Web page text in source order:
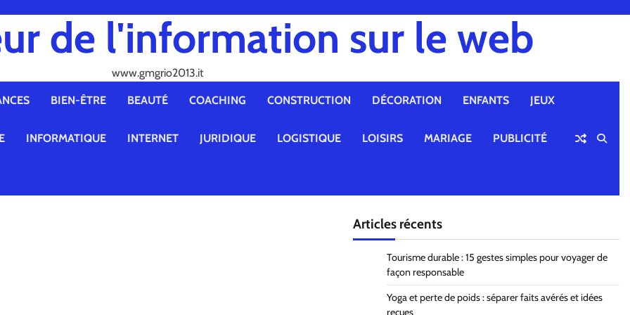
de l'information sur le web
www.gmgrio2013.it
BIEN-ÊTRE BEAUTÉ COACHING CONSTRUCTION DÉCORATION ENFANTS JEUX
INFORMATIQUE INTERNET JURIDIQUE LOGISTIQUE LOISIRS MARIAGE PUBLICITÉ
Articles récents
Tourisme durable : 15 gestes simples pour voyager de
façon responsable
Yoga et perte de poids : séparer faits avérés et idées
reçues